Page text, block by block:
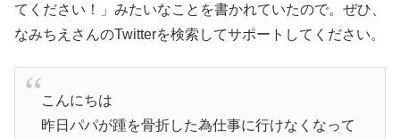
てください！」みたいなことを書かれていたので。ぜひ、
なみちえさんのTwitterを検索してサポートしてください。
こんにちは
昨日パパが踵を骨折した為仕事に行けなくなって